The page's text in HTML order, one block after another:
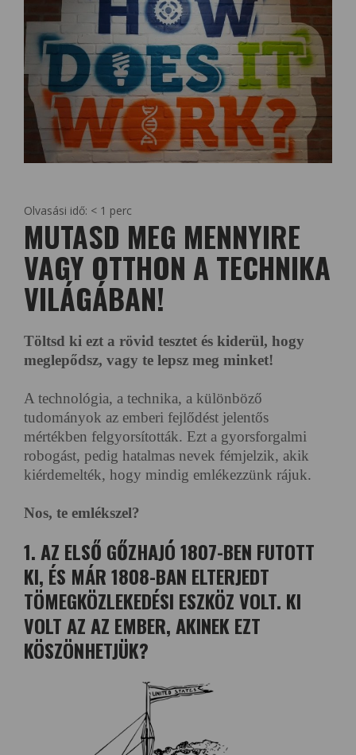
Olvasási idő: < 1 perc
MUTASD MEG MENNYIRE
VAGY OTTHON A TECHNIKA
VILÁGÁBAN!
Töltsd ki ezt a rövid tesztet és kiderül, hogy
meglepődsz, vagy te lepsz meg minket!
A technológia, a technika, a különböző
tudományok az emberi fejlődést jelentős
mértékben felgyorsították. Ezt a gyorsforgalmi
robogást, pedig hatalmas nevek fémjelzik, akik
kiérdemelték, hogy mindig emlékezzünk rájuk.
Nos, te emlékszel?
1. AZ ELSŐ GŐZHAJÓ 1807-BEN FUTOTT
KI, ÉS MÁR 1808-BAN ELTERJEDT
TÖMEGKÖZLEKEDÉSI ESZKÖZ VOLT. KI
VOLT AZ AZ EMBER, AKINEK EZT
KÖSZÖNHETJÜK?